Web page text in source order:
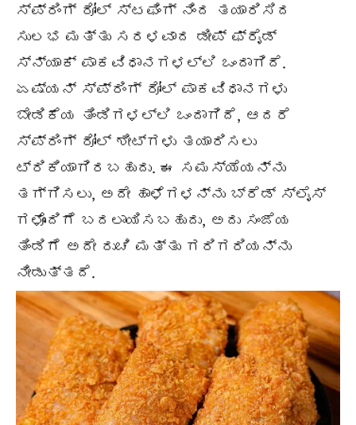
ಸ್ಪ್ರಿಂಗ್ ರೋಲ್ ಸ್ಟಫಿಂಗ್‌ ನಿಂದ ತಯಾರಿಸಿ ದ
ಸುಲಭ ಮತ್ತು ಸರಳವಾದ ಡೀಪ್ ಫ್ರೈಡ್
ಸ್ನ್ಯಾಕ್ ಪಾಕವಿಧಾನಗಳಲ್ಲಿ ಒಂದಾಗಿದೆ.
ಏಷ್ಯನ್ ಸ್ಪ್ರಿಂಗ್ ರೋಲ್ ಪಾಕವಿಧಾನಗಳು
ಬೇಡಿಕೆಯ ತಿಂಡಿಗಳಲ್ಲಿ ಒಂದಾಗಿದೆ, ಆದರೆ
ಸ್ಪ್ರಿಂಗ್ ರೋಲ್ ಶೀಟ್‌ಗಳು ತಯಾರಿಸಲು
ಟ್ರಿಕಿಯಾಗಿರಬಹುದು. ಈ ಸಮಸ್ಯೆಯನ್ನು
ತಗ್ಗಿಸಲು, ಅದೇ ಹಾಳೆಗಳನ್ನು ಬ್ರೆಡ್ ಸ್ಲೈಸ್
ಗಳೊಂದಿಗೆ ಬದಲಾಯಿಸಬಹುದು, ಅದು ಸಂಜೆಯ
ತಿಂಡಿಗೆ ಅದೇ ರುಚಿ ಮತ್ತು ಗರಿಗರಿಯನ್ನು
ನೀಡುತ್ತದೆ.